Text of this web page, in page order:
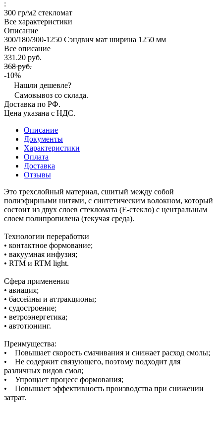
:
300 гр/м2 стекломат
Все характеристики
Описание
300/180/300-1250 Сэндвич мат ширина 1250 мм
Все описание
331.20 руб.
368 руб.
-10%
Нашли дешевле?
Самовывоз со склада.
Доставка по РФ.
Цена указана с НДС.
Описание
Документы
Характеристики
Оплата
Доставка
Отзывы
Это трехслойный материал, сшитый между собой
полиэфирными нитями, с синтетическим волокном, который
состоит из двух слоев стекломата (Е-стекло) с центральным
слоем полипропилена (текучая среда).
Технологии переработки
• контактное формование;
• вакуумная инфузия;
• RTM и RTM light.
Сфера применения
• авиация;
• бассейны и аттракционы;
• судостроение;
• ветроэнергетика;
• автотюнинг.
Преимущества:
• Повышает скорость смачивания и снижает расход смолы;
• Не содержит связующего, поэтому подходит для
различных видов смол;
• Упрощает процесс формования;
• Повышает эффективность производства при снижении
затрат.